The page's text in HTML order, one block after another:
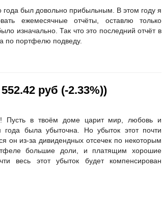
был довольно прибыльным. В этом году я
ежемесячные отчёты, оставлю только
изначально. Так что это последний отчёт в
по портфелю подведу.
руб (-2.33%))
Пусть в твоём доме царит мир, любовь и
была убыточна. Но убыток этот почти
он из-за дивидендных отсечек по некоторым
большие доли, и платящим хорошие
весь этот убыток будет компенсирован